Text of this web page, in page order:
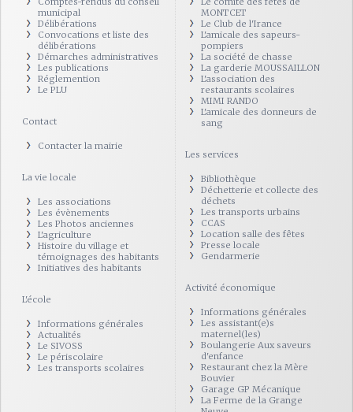
municipal
Délibérations
Convocations et liste des
délibérations
Démarches administratives
Les publications
Réglemention
Le PLU
Contact
Contacter la mairie
La vie locale
Les associations
Les évènements
Les Photos anciennes
L'agriculture
Histoire du village et
témoignages des habitants
Initiatives des habitants
L'école
Informations générales
Actualités
Le SIVOSS
Le périscolaire
Les transports scolaires
MONTCET
Le Club de l'Irance
L'amicale des sapeurs-
pompiers
La société de chasse
La garderie MOUSSAILLON
L'association des
restaurants scolaires
MIMI RANDO
L'amicale des donneurs de
sang
Les services
Bibliothèque
Déchetterie et collecte des
déchets
Les transports urbains
CCAS
Location salle des fêtes
Presse locale
Gendarmerie
Activité économique
Informations générales
Les assistant(e)s
maternel(les)
Boulangerie Aux saveurs
d'enfance
Restaurant chez la Mère
Bouvier
Garage GP Mécanique
La Ferme de la Grange